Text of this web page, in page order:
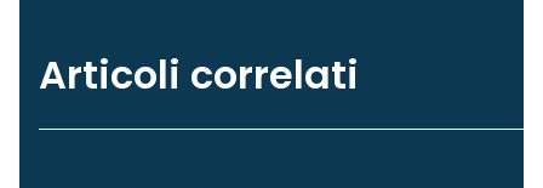
Articoli correlati